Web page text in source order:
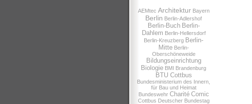
AEMtec Architektur Bayern
Berlin Berlin-Adlershof
Berlin-Buch Berlin-
Dahlem Berlin-Hellersdorf
Berlin-Kreuzberg Berlin-
Mitte Berlin-
Oberschöneweide
Bildungseinrichtung
Biologie BMI Brandenburg
BTU Cottbus
Bundesministerium des Innern,
für Bau und Heimat
Bundeswehr Charité Comic
Cottbus Deutscher Bundestag